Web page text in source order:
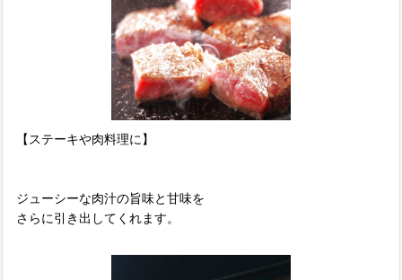
【ステーキや肉料理に】
ジューシーな肉汁の旨味と甘味を
さらに引き出してくれます。